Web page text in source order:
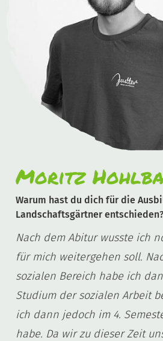
Moritz
Warum hast du dich für die
Landschaftsgärtner
Nach dem Abitur wusste ich
für mich weitergehen soll.
sozialen Bereich habe ich
Studium der sozialen Arbeit
ich dann jedoch im 4.
habe. Da wir zu dieser Zeit